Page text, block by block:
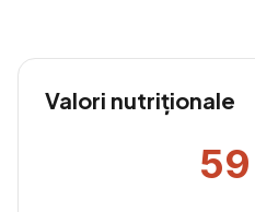
Valori nutriționale
59